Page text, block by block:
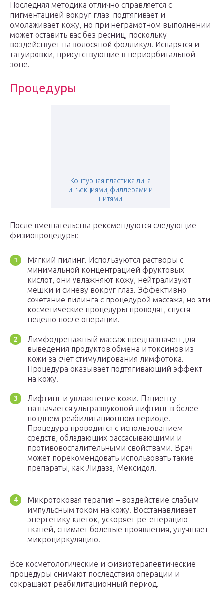
Последняя методика отлично справляется с
пигментацией вокруг глаз, подтягивает и
омолаживает кожу, но при неграмотном выполнении
может оставить вас без ресниц, поскольку
воздействует на волосяной фолликул. Испарятся и
татуировки, присутствующие в периорбитальной
зоне.
Процедуры
Контурная пластика лица
инъекциями, филлерами и
нитями
После вмешательства рекомендуются следующие
физиопроцедуры:
Мягкий пилинг. Используются растворы с
минимальной концентрацией фруктовых
кислот, они увлажняют кожу, нейтрализуют
мешки и синеву вокруг глаз. Эффективно
сочетание пилинга с процедурой массажа, но эти
косметические процедуры проводят, спустя
неделю после операции.
Лимфодренажный массаж предназначен для
выведения продуктов обмена и токсинов из
кожи за счет стимулирования лимфотока.
Процедура оказывает подтягивающий эффект
на кожу.
Лифтинг и увлажнение кожи. Пациенту
назначается ультразвуковой лифтинг в более
позднем реабилитационном периоде.
Процедура проводится с использованием
средств, обладающих рассасывающими и
противовоспалительными свойствами. Врач
может порекомендовать использовать такие
препараты, как Лидаза, Мексидол.
Микротоковая терапия – воздействие слабым
импульсным током на кожу. Восстанавливает
энергетику клеток, ускоряет регенерацию
тканей, снимает болевые проявления, улучшает
микроциркуляцию.
Все косметологические и физиотерапевтические
процедуры снимают последствия операции и
сокращают реабилитационный период.